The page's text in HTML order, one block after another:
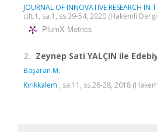
JOURNAL OF INNOVATIVE RESEARCH IN
cilt.1, sa.1, ss.39-54, 2020 (Hakemli
PlumX Metrics
2. Zeynep Sati YALÇIN ile
Başaran M.
Kırıkkalem , sa.11, ss.26-28, 2018